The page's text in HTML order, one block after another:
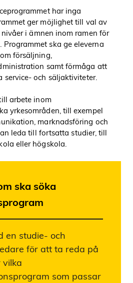
har inga
ger möjlighet till val av
i ämnen inom ramen för
ska ge eleverna
försäljning,
samt förmåga att
service- och säljaktiviteter.
arbete inom
yrkesområden, till exempel
marknadsföring och
leda till fortsatta studier, till
eller högskola.
ska söka
en studie- och
för att ta reda på
vilka
som passar